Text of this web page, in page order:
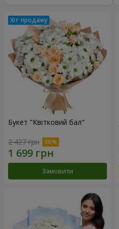
Букет "Квітковий бал"
2 427 грн
Замовити